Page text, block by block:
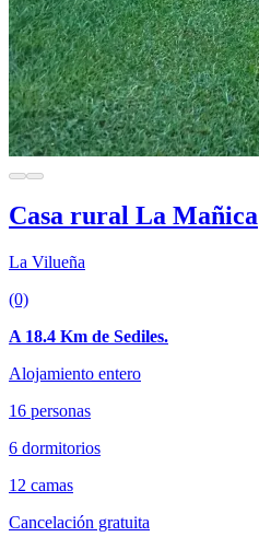
Casa rural La Mañica
La Vilueña
(0)
A 18.4 Km de Sediles.
Alojamiento entero
16 personas
6 dormitorios
12 camas
Cancelación gratuita